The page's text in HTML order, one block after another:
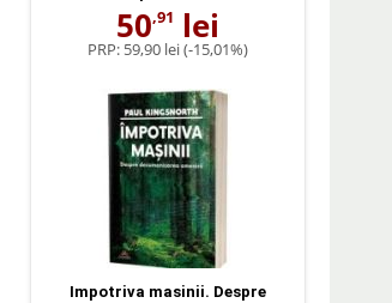
ul, otrava iubirii - Ana
Maria Ducuta
lei
(-19,96%)
50,91 lei
PRP: 59,90 lei(-15,01%)
Impotriva masinii. Despre